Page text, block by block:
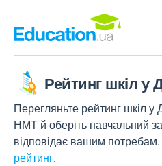
Рейтинг шкіл у
Перегляньте рейтинг шкіл у
НМТ й оберіть навчальний
відповідає вашим потребам.
рейтинг.